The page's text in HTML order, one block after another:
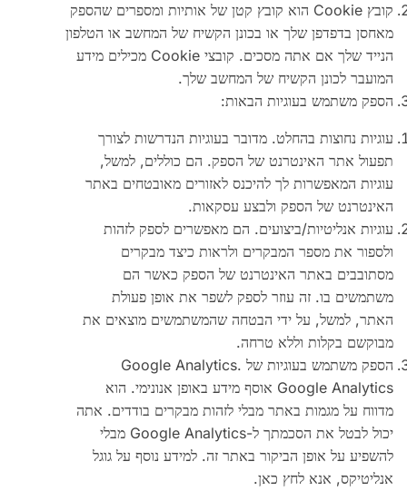
קובץ Cookie הוא קובץ קטן של אותיות ומספרים שהספק
מאחסן בדפדפן שלך או בכונן הקשיח של המחשב או הטלפון
הנייד שלך אם אתה מסכים. קובצי Cookie מכילים מידע
המועבר לכונן הקשיח של המחשב שלך.
הספק משתמש בעוגיות הבאות:
עוגיות נחוצות בהחלט. מדובר בעוגיות הנדרשות לצורך
תפעול אתר האינטרנט של הספק. הם כוללים, למשל,
עוגיות המאפשרות לך להיכנס לאזורים מאובטחים באתר
האינטרנט של הספק ולבצע עסקאות.
עוגיות אנליטיות/ביצועים. הם מאפשרים לספק לזהות
ולספור את מספר המבקרים ולראות כיצד מבקרים
מסתובבים באתר האינטרנט של הספק כאשר הם
משתמשים בו. זה עוזר לספק לשפר את אופן פעולת
האתר, למשל, על ידי הבטחה שהמשתמשים מוצאים את
מבוקשם בקלות וללא טרחה.
הספק משתמש בעוגיות של Google Analytics.
Google Analytics אוסף מידע באופן אנונימי. הוא
מדווח על מגמות באתר מבלי לזהות מבקרים בודדים. אתה
יכול לבטל את הסכמתך ל-Google Analytics מבלי
להשפיע על אופן הביקור באתר זה. למידע נוסף על גוגל
אנליטיקס, אנא לחץ כאן.